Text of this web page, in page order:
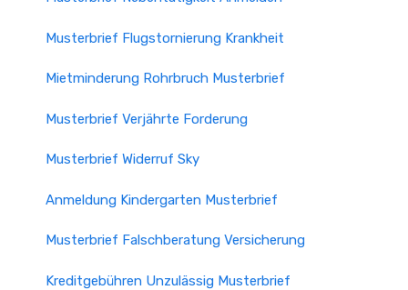
Musterbrief Flugstornierung Krankheit
Mietminderung Rohrbruch Musterbrief
Musterbrief Verjährte Forderung
Musterbrief Widerruf Sky
Anmeldung Kindergarten Musterbrief
Musterbrief Falschberatung Versicherung
Kreditgebühren Unzulässig Musterbrief